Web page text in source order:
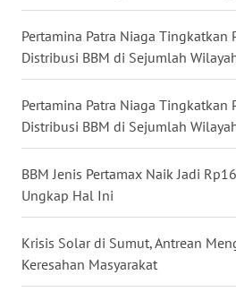
Pertamina Patra Niaga Tingkatkan
Distribusi BBM di Sejumlah
Pertamina Patra Niaga Tingkatkan
Distribusi BBM di Sejumlah
BBM Jenis Pertamax Naik Jadi
Ungkap Hal Ini
Krisis Solar di Sumut, Antrean
Keresahan Masyarakat
ID
WAHANANEWS
CO ID
WAHANANEWS
NET
WAHANA
SPORT
WAHANA